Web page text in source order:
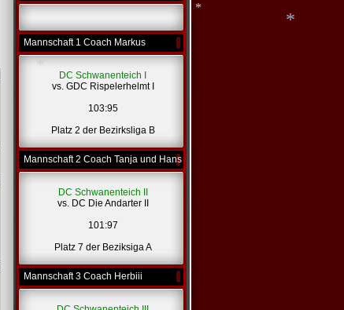
Mannschaft 1 Coach Markus
DC Schwanenteich I
vs. GDC Rispelerhelmt I
103:95
Platz 2 der Bezirksliga B
Mannschaft 2 Coach Tanja und Hans
DC Schwanenteich II
vs. DC Die Andarter II
101:97
Platz 7 der Beziksiga A
Mannschaft 3 Coach Herbiii